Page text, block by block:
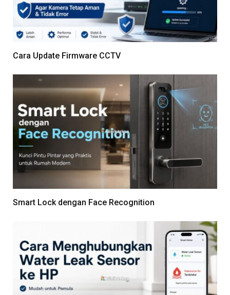
Cara Update Firmware CCTV
Smart Lock dengan Face Recognition